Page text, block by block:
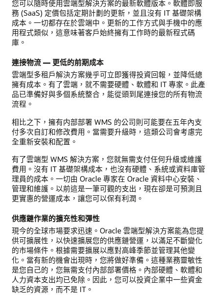
您可以隨時使用雲端型解決方案的最新軟體版本。軟體即服
務 (SaaS) 定價包括定期計劃的更新，並且沒有 IT 基礎架構
成本。一切都存在於雲端中。更新的工作方式與手機中的應
用程式類似，這意味著客戶始終擁有工作時的最新程式碼
庫。
連接物流 — 更低的前期成本
雲端型多租戶解決方案幾乎可立即獲得投資回報，並降低總
擁有成本。有了雲端，就不需要硬體、軟體和 IT 專家。此產
品已準備好與多個系統整合，能從頭到尾連接您的所有物流
流程。
相比之下，擁有内部部署 WMS 的公司則可能要在五年內支
付多次自訂和修改費用。當需要升級時，這類公司會考慮完
全重新安裝和配置。
有了雲端型 WMS 解決方案，您就無需支付任何升級或維護
費用。沒有 IT 基礎架構成本，也沒有硬體、系統或資料庫管
理員的成本。一切由 Oracle 專家在 Oracle 資料中心安裝、
管理和維護。以前這是一筆可觀的支出，現在卻是可預測且
更實惠的營運成本，讓您可以保有利潤。
供應鏈作業的擴充性和彈性
現今的全球市場要求迅速。Oracle 雲端型解決方案能為您提
供可擴展性，以快速擴展您的供應鏈營運，以滿足不斷變化
的市場條件。根據需要擴展以應對高峰季節並管理其他變
化。當有新的機會出現時，您將做好準備。這種業務靈敏性
是您自己的，您無需支付內部部署價格。內部硬體、軟體和
人力資本支出均已免除。因此，您可以投資企業中一些資金
缺乏的資源，而不是 IT。